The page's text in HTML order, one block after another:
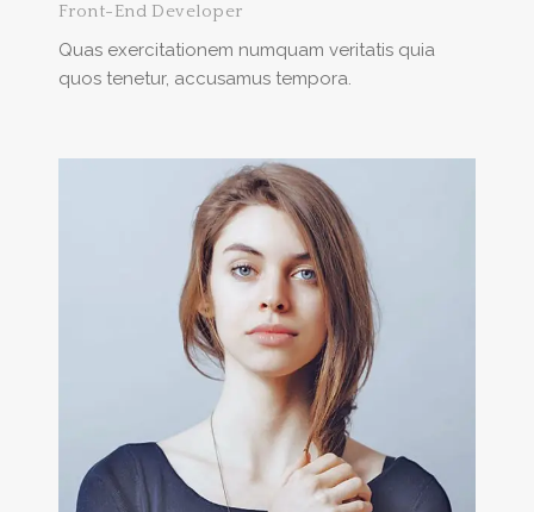
Front-End Developer
Quas exercitationem numquam veritatis quia
quos tenetur, accusamus tempora.